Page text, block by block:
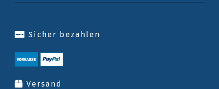
Sicher bezahlen
Versand